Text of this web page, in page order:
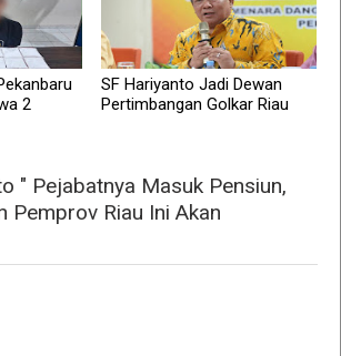
2
SF Hariyanto Jadi Dewan
Pertimbangan Golkar Riau
" Pejabatnya Masuk Pensiun,
Pemprov Riau Ini Akan